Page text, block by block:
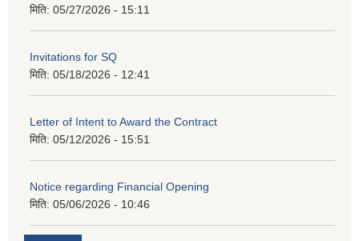
मिति: 05/27/2026 - 15:11
Invitations for SQ
मिति: 05/18/2026 - 12:41
Letter of Intent to Award the Contract
मिति: 05/12/2026 - 15:51
Notice regarding Financial Opening
मिति: 05/06/2026 - 10:46